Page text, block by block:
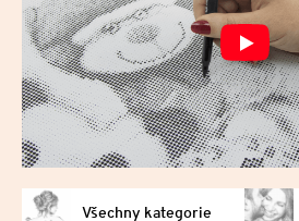
Všechny kategorie